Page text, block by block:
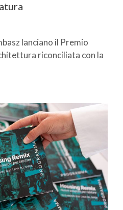
lanciano il Premio
riconciliata con la